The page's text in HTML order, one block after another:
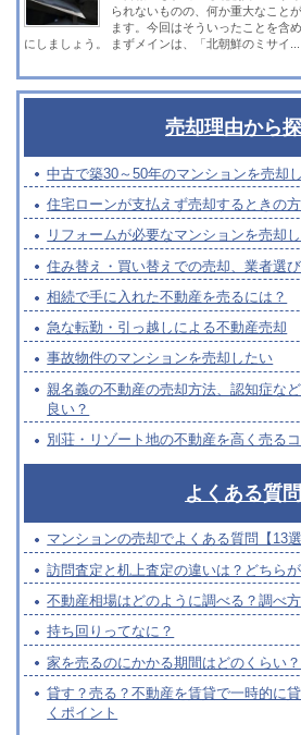
られないものの、何か重大なこと
ます。今回はそういったことを含
にしましょう。 まずメインは、「北朝鮮のミサイ...
売却理由から
中古で築30～50年のマンションを売却
住宅ローンが支払えず売却するときの
リフォームが必要なマンションを売却
住み替え・買い替えでの売却、業者選
相続で手に入れた不動産を売るには？
急な転勤・引っ越しによる不動産売却
事故物件のマンションを売却したい
親名義の不動産の売却方法、認知症な
良い？
別荘・リゾート地の不動産を高く売る
よくある質問
マンションの売却でよくある質問【13
訪問査定と机上査定の違いは？どちら
不動産相場はどのように調べる？調べ
持ち回りってなに？
家を売るのにかかる期間はどのくらい？
貸す？売る？不動産を賃貸で一時的に
くポイント